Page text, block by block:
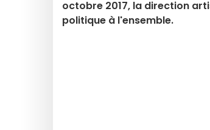
octobre 2017, la direction
politique à l'ensemble.